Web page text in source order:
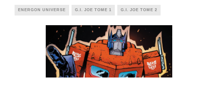
ENERGON UNIVERSE G.I. JOE TOME 1 G.I. JOE TOME 2